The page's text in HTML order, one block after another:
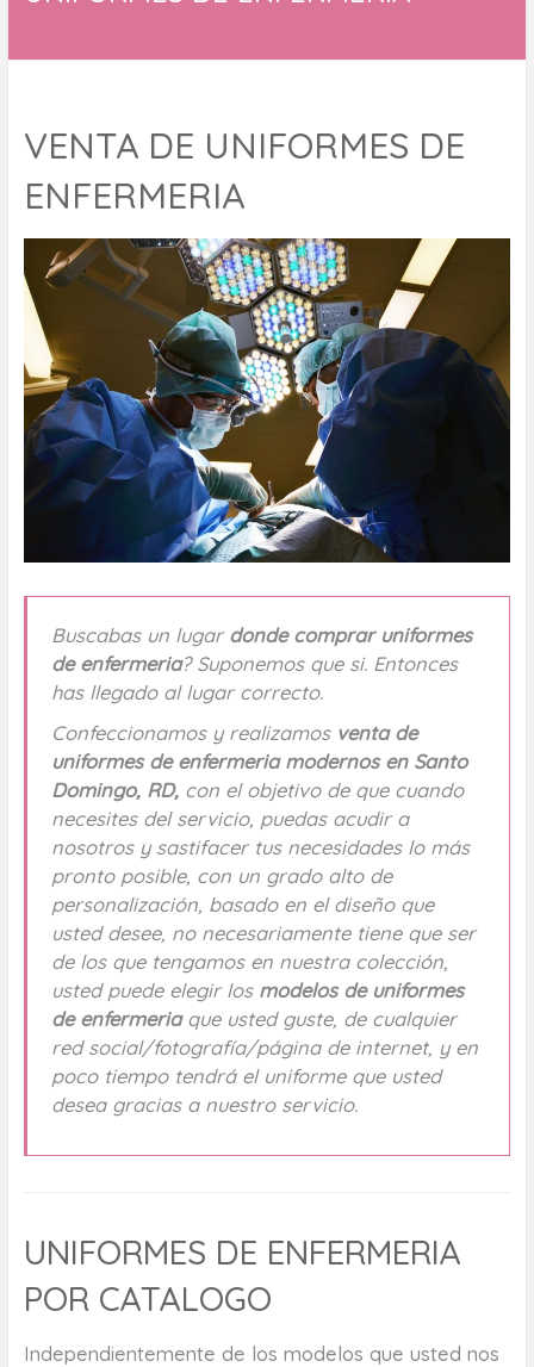
VENTA DE UNIFORMES DE
ENFERMERIA
Buscabas un lugardonde comprar uniformes
de enfermeria? Suponemos que si. Entonces
has llegado al lugar correcto.
Confeccionamos y realizamos venta de
uniformes de enfermeria modernos en Santo
Domingo, RD, con el objetivo de que cuando
necesites del servicio, puedas acudir a
nosotros y sastifacer tus necesidades lo más
pronto posible, con un grado alto de
personalización, basado en el diseño que
usted desee, no necesariamente tiene que ser
de los que tengamos en nuestra colección,
usted puede elegir los modelos de uniformes
de enfermeriaque usted guste, de cualquier
red social/fotografía/página de internet, y en
poco tiempo tendrá el uniforme que usted
desea gracias a nuestro servicio.
UNIFORMES DE ENFERMERIA
POR CATALOGO
Independientemente de los modelos que usted nos